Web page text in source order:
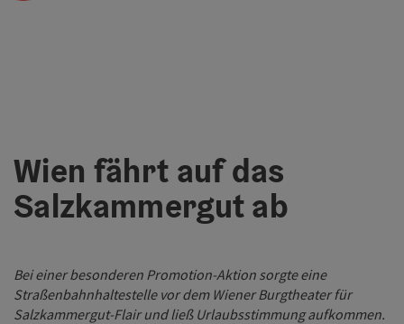
Wien fährt auf das
Salzkammergut ab
Bei einer besonderen Promotion-Aktion sorgte eine
Straßenbahnhaltestelle vor dem Wiener Burgtheater für
Salzkammergut-Flair und ließ Urlaubsstimmung aufkommen.